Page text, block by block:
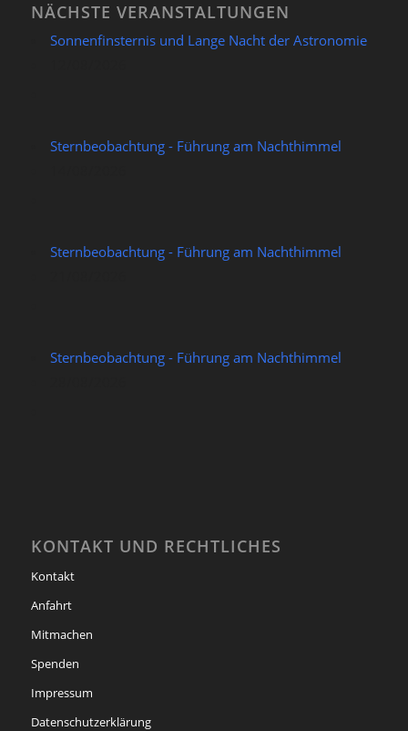
NÄCHSTE VERANSTALTUNGEN
Sonnenfinsternis und Lange Nacht der Astronomie
Sternbeobachtung - Führung am Nachthimmel
Sternbeobachtung - Führung am Nachthimmel
Sternbeobachtung - Führung am Nachthimmel
KONTAKT UND RECHTLICHES
Kontakt
Anfahrt
Mitmachen
Spenden
Impressum
Datenschutzerklärung